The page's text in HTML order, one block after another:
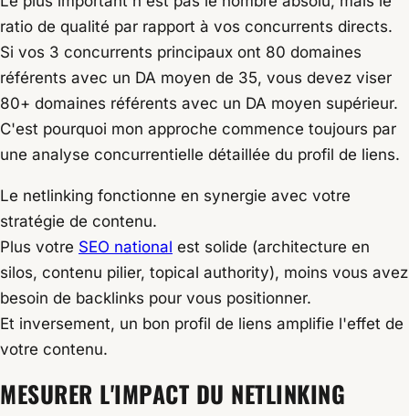
ratio de qualité par rapport à vos concurrents directs.
Si vos 3 concurrents principaux ont 80 domaines
référents avec un DA moyen de 35, vous devez viser
80+ domaines référents avec un DA moyen supérieur.
C'est pourquoi mon approche commence toujours par
une analyse concurrentielle détaillée du profil de liens.
Le netlinking fonctionne en synergie avec votre
stratégie de contenu.
Plus votre SEO national est solide (architecture en
silos, contenu pilier, topical authority), moins vous avez
besoin de backlinks pour vous positionner.
Et inversement, un bon profil de liens amplifie l'effet de
votre contenu.
MESURER L'IMPACT DU NETLINKING